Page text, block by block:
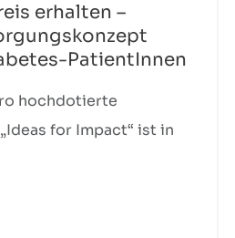
erhalten –
PatientInnen
hochdotierte
for Impact“ ist in